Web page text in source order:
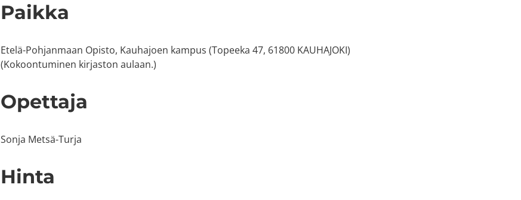
Paikka
Etelä-Pohjanmaan Opisto, Kauhajoen kampus (Topeeka 47, 61800 KAUHAJOKI)
(Kokoontuminen kirjaston aulaan.)
Opettaja
Sonja Metsä-Turja
Hinta